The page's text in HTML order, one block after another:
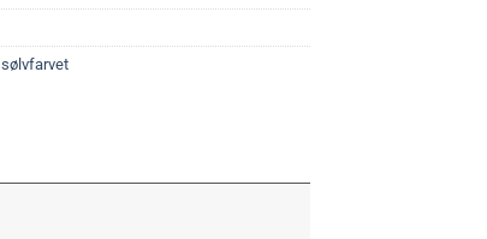
sølvfarvet